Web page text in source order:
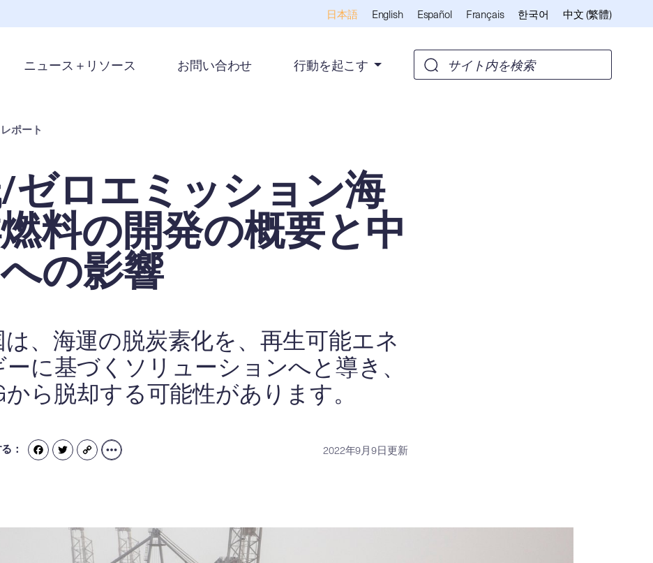
日本語 English Español Français 한국어 中文 (繁體)
ニュース＋リソース お問い合わせ 行動を起こす
ポート
ゼロエミッション海
料の開発の概要と中
の影響
は、海運の脱炭素化を、再生可能エネ
ーに基づくソリューションへと導き、
から脱却する可能性があります。
：
FACEBOOK
TWITTER
COPY
2022年9月9日更新